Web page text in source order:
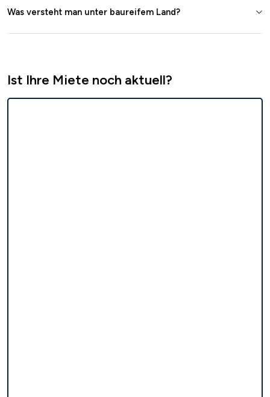
Was versteht man unter baureifem Land?
Ist Ihre Miete noch aktuell?